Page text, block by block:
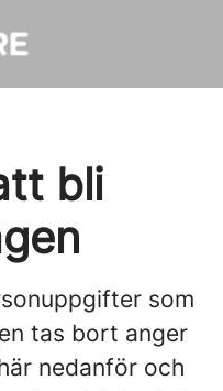
bli
som
tas bort anger
nedanför och